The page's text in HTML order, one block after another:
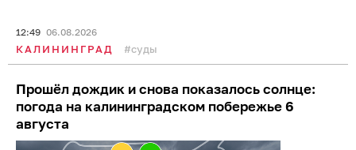
12:49 06.08.2026
КАЛИНИНГРАД суды
Прошёл дождик и снова показалось солнце:
погода на калининградском побережье 6
августа